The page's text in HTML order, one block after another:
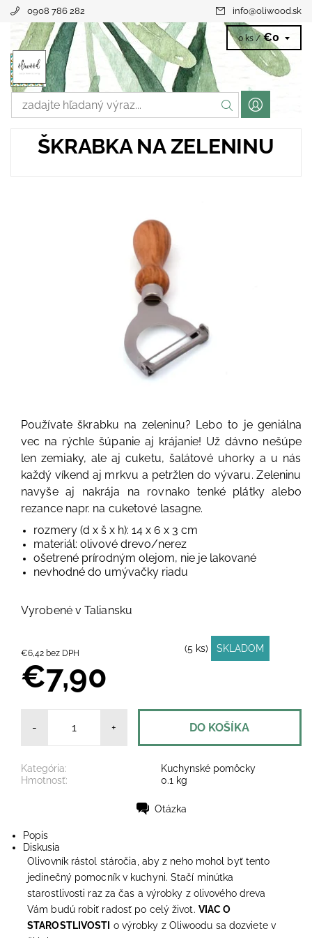
0908 786 282 info@oliwood.sk
0 ks / €0
ŠKRABKA NA ZELENINU
Používate škrabku na zeleninu? Lebo to je geniálna
vec na rýchle šúpanie aj krájanie! Už dávno nešúpe
len zemiaky, ale aj cuketu, šalátové uhorky a u nás
každý víkend aj mrkvu a petržlen do vývaru. Zeleninu
navyše aj nakrája na rovnako tenké plátky alebo
rezance napr. na cuketové lasagne.
rozmery (d x š x h): 14 x 6 x 3 cm
materiál: olivové drevo/nerez
ošetrené prírodným olejom, nie je lakované
nevhodné do umývačky riadu
Vyrobené v Taliansku
€6,42 bez DPH (5 ks) SKLADOM
€7,90
- +
Kategória:
Kuchynské pomôcky
Hmotnosť:
0.1 kg
Otázka
Popis
Diskusia
Olivovník rástol stáročia, aby z neho mohol byť tento
jedinečný pomocník v kuchyni. Stačí minútka
starostlivosti raz za čas a výrobky z olivového dreva
Vám budú robiť radosť po celý život. VIAC O
STAROSTLIVOSTI o výrobky z Oliwoodu sa dozviete v